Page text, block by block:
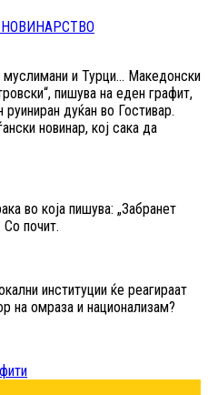
НОВИНАРСТВО
муслимани и Турци... Македонски
пишува на еден графит,
дуќан во Гостивар.
новинар, кој сака да
во која пишува: „Забранет
Со почит.
институции ќе реагираат
на омраза и национализам?